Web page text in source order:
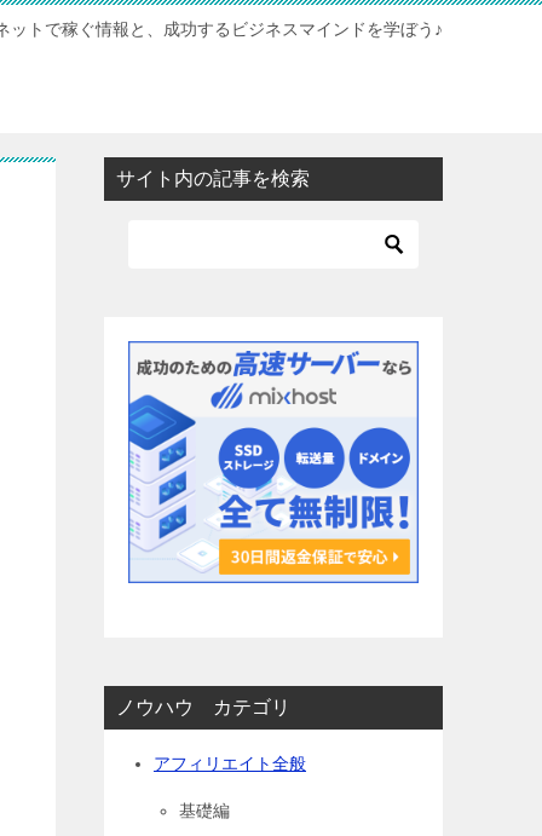
ットで稼ぐ情報と、成功するビジネスマインドを学ぼう♪
サイト内の記事を検索
ノウハウ カテゴリ
アフィリエイト全般
基礎編